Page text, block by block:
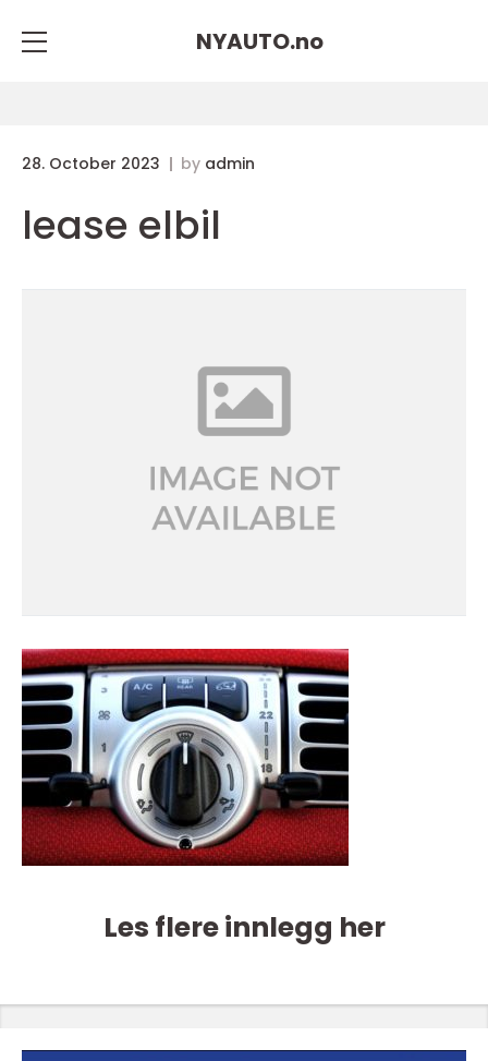
NYAUTO.no
28. October 2023 by admin
lease elbil
Les flere innlegg her